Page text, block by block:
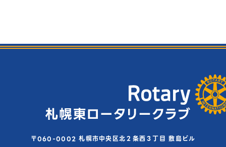
〒060-0002 札幌市中央区北２条西３丁目 敷島ビル